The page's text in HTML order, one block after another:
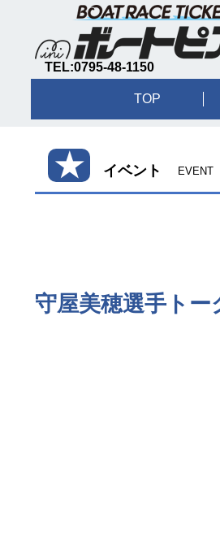
TEL:0795-48-1150
TOP
★ イベント EVENT
守屋美穂選手トー